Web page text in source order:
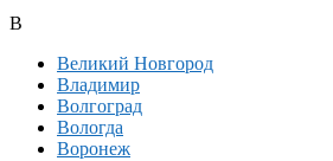
В
Великий Новгород
Владимир
Волгоград
Вологда
Воронеж